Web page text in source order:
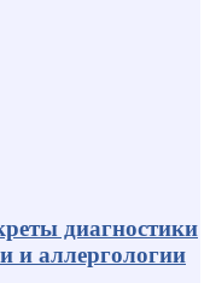
диагностики
и аллергологии